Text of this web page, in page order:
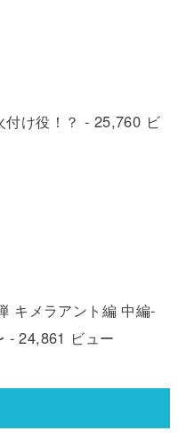
け役！？ - 25,760 ビ
キメラアント編 中編-
- 24,861 ビュー